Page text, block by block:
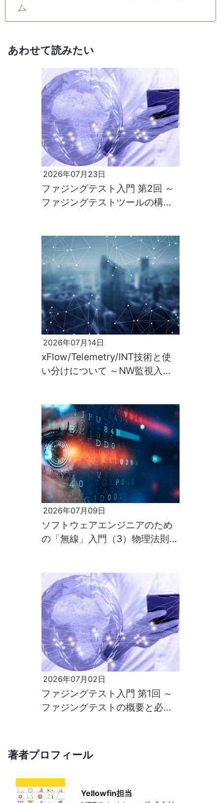
ム
あわせて読みたい
2026年07月23日
ファジングテスト入門 第2回 ～
ファジングテストツールの構築
2026年07月14日
xFlow/Telemetry/INT技術と使
い分けについて ～NW監視入門
2026年07月09日
ソフトウェアエンジニアのため
の「無線」入門（3）物理法則が
2026年07月02日
ファジングテスト入門 第1回 ～
ファジングテストの概要と必要
著者プロフィール
Yellowfin担当